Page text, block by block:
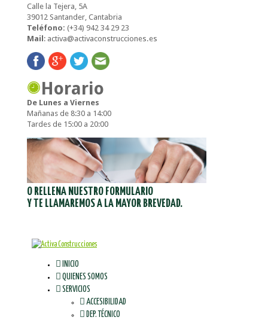
Calle la Tejera, 5A
39012 Santander, Cantabria
Teléfono: (+34) 942 34 29 23
Mail : activa@activaconstrucciones.es
Horario
De Lunes a Viernes
Mañanas de 8:30 a 14:00
Tardes de 15:00 a 20:00
O RELLENA NUESTRO FORMULARIO
Y TE LLAMAREMOS A LA MAYOR BREVEDAD.